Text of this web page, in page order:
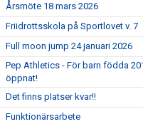
Årsmöte 18 mars 2026
Friidrottsskola på Sportlovet v. 7
Full moon jump 24 januari 2026
Pep Athletics - För barn födda
öppnat!
Det finns pIatser kvar!!
Funktionärsarbete